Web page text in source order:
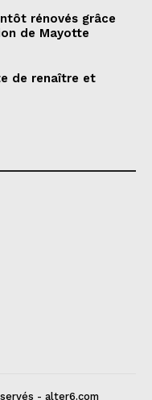
rénovés grâce
de Mayotte
de renaître et
- alter6.com